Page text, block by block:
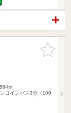
お気に入
りに追加
コインバス3分（100